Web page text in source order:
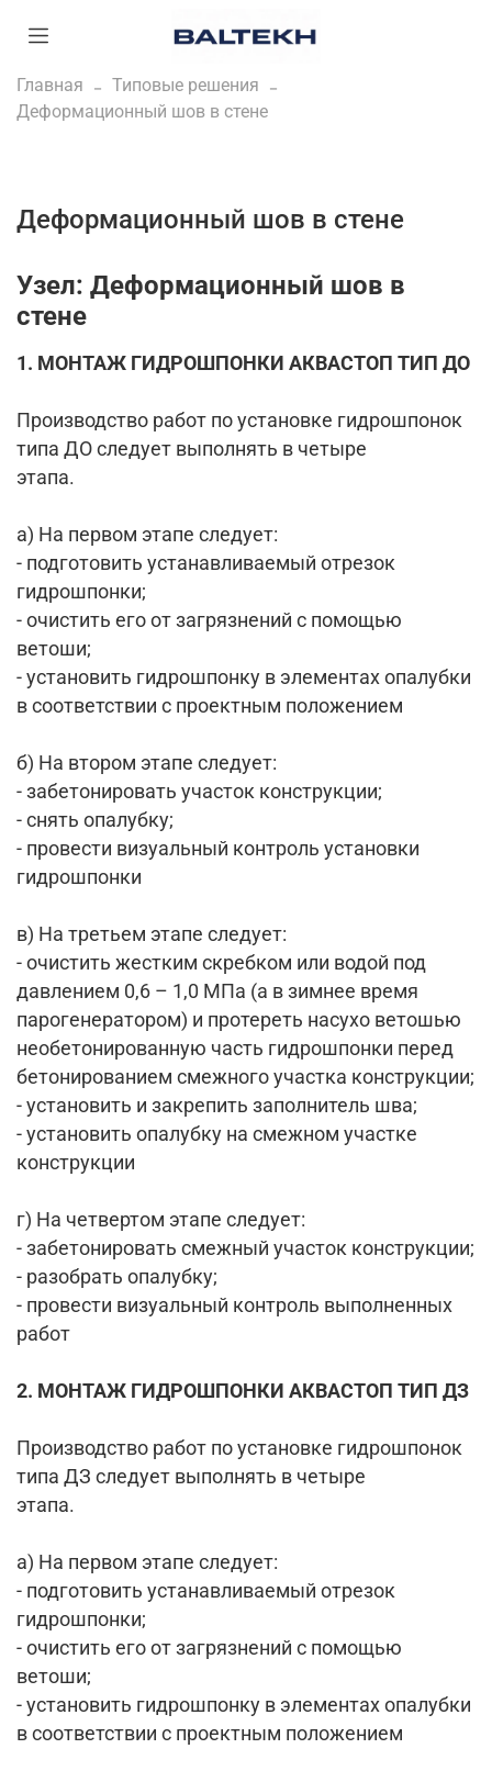
Главная
Типовые решения
Деформационный шов в стене
Деформационный шов в стене
Узел: Деформационный шов в
стене
1. МОНТАЖ ГИДРОШПОНКИ АКВАСТОП ТИП ДО
Производство работ по установке гидрошпонок
типа ДО следует выполнять в четыре
этапа.
а) На первом этапе следует:
- подготовить устанавливаемый отрезок
гидрошпонки;
- очистить его от загрязнений с помощью
ветоши;
- установить гидрошпонку в элементах опалубки
в соответствии с проектным положением
б) На втором этапе следует:
- забетонировать участок конструкции;
- снять опалубку;
- провести визуальный контроль установки
гидрошпонки
в) На третьем этапе следует:
- очистить жестким скребком или водой под
давлением 0,6 – 1,0 МПа (а в зимнее время
парогенератором) и протереть насухо ветошью
необетонированную часть гидрошпонки перед
бетонированием смежного участка конструкции;
- установить и закрепить заполнитель шва;
- установить опалубку на смежном участке
конструкции
г) На четвертом этапе следует:
- забетонировать смежный участок конструкции;
- разобрать опалубку;
- провести визуальный контроль выполненных
работ
2. МОНТАЖ ГИДРОШПОНКИ АКВАСТОП ТИП ДЗ
Производство работ по установке гидрошпонок
типа ДЗ следует выполнять в четыре
этапа.
а) На первом этапе следует:
- подготовить устанавливаемый отрезок
гидрошпонки;
- очистить его от загрязнений с помощью
ветоши;
- установить гидрошпонку в элементах опалубки
в соответствии с проектным положением